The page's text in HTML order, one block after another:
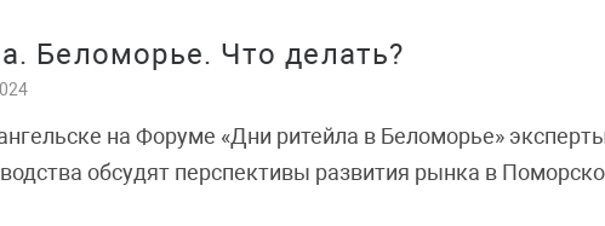
Беломорье. Что делать?
на Форуме «Дни ритейла в Беломорье»
обсудят перспективы развития рынка в